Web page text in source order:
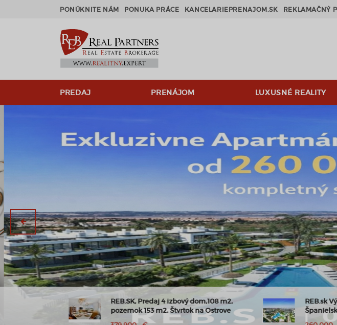
PONÚKNITE NÁM PONUKA PRÁCE KANCELARIEPRENAJOM.SK REKLAMAČNÝ
PREDAJ PRENÁJOM LUXUSNÉ REALITY
REB.SK, Predaj 4 izbový dom,108 m2,
pozemok 153 m2, Štvrtok na Ostrove
REB.sk
Španielsko